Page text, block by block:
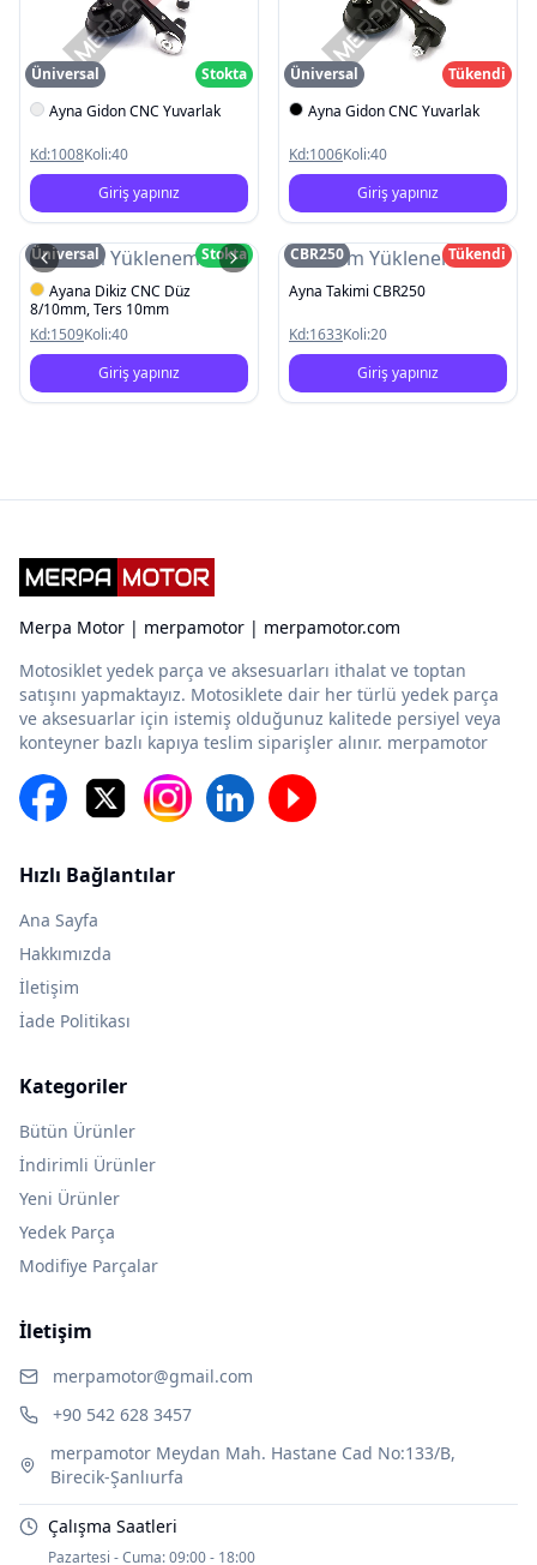
Üniversal
Stokta
Ayna Gidon CNC Yuvarlak
Kd:1008Koli:40
Giriş yapınız
Üniversal
Tükendi
Ayna Gidon CNC Yuvarlak
Kd:1006Koli:40
Giriş yapınız
Resim Yüklenemedi
Üniversal
Stokta
Ayana Dikiz CNC Düz
8/10mm, Ters 10mm
Kd:1509Koli:40
Giriş yapınız
Resim Yüklenemedi
CBR250
Tükendi
Ayna Takimi CBR250
Kd:1633Koli:20
Giriş yapınız
Merpa Motor | merpamotor | merpamotor.com
Motosiklet yedek parça ve aksesuarları ithalat ve toptan
satışını yapmaktayız. Motosiklete dair her türlü yedek parça
ve aksesuarlar için istemiş olduğunuz kalitede persiyel veya
konteyner bazlı kapıya teslim siparişler alınır. merpamotor
Hızlı Bağlantılar
Ana Sayfa
Hakkımızda
İletişim
İade Politikası
Kategoriler
Bütün Ürünler
İndirimli Ürünler
Yeni Ürünler
Yedek Parça
Modifiye Parçalar
İletişim
merpamotor@gmail.com
+90 542 628 3457
merpamotor Meydan Mah. Hastane Cad No:133/B,
Birecik-Şanlıurfa
Çalışma Saatleri
Pazartesi - Cuma:09:00 - 18:00